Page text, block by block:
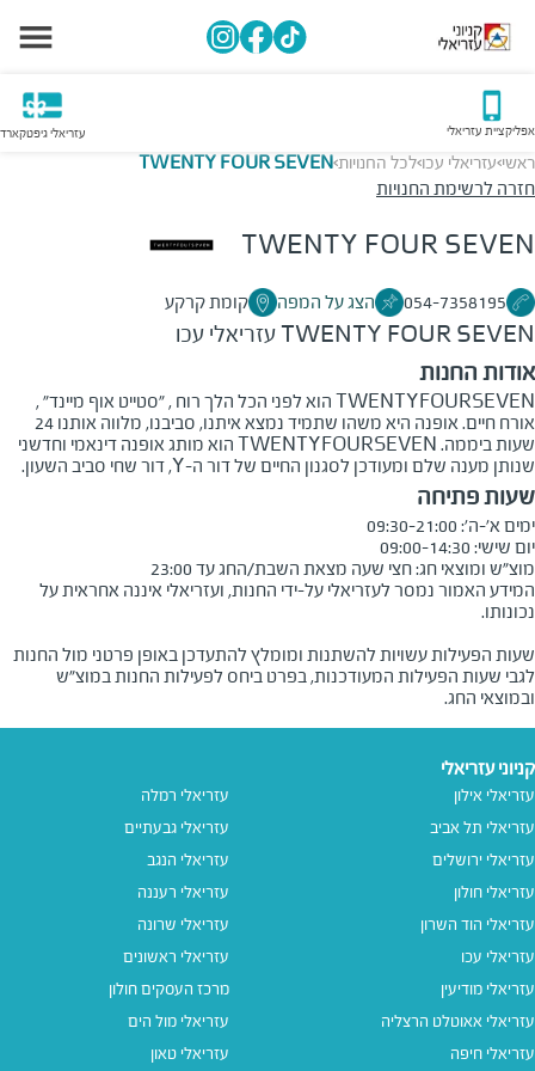
אפליקציית עזריאלי עזריאלי גיפטקארד
ראשי>עזריאלי עכו>לכל החנויות>
TWENTY FOUR SEVEN
חזרה לרשימת החנויות
TWENTY FOUR SEVEN
054-7358195 הצג על המפה קומת קרקע
TWENTY FOUR SEVENעזריאלי עכו
אודות החנות
TWENTYFOURSEVEN הוא לפני הכל הלך רוח , "סטייט אוף מיינד" ,
אורח חיים. אופנה היא משהו שתמיד נמצא איתנו, סביבנו, מלווה אותנו 24
שעות ביממה. TWENTYFOURSEVEN הוא מותג אופנה דינאמי וחדשני
שנותן מענה שלם ומעודכן לסגנון החיים של דור ה-Y, דור שחי סביב השעון.
שעות פתיחה
מוצ"ש ומוצאי חג: חצי שעה מצאת השבת/החג עד 23:00
המידע האמור נמסר לעזריאלי על-ידי החנות, ועזריאלי איננה אחראית על
שעות הפעילות עשויות להשתנות ומומלץ להתעדכן באופן פרטני מול החנות
לגבי שעות הפעילות המעודכנות, בפרט ביחס לפעילות החנות במוצ"ש
ובמוצאי החג.
קניוני עזריאלי
עזריאלי אילון
עזריאלי תל אביב
עזריאלי ירושלים
עזריאלי חולון
עזריאלי הוד השרון
עזריאלי עכו
עזריאלי מודיעין
עזריאלי אאוטלט הרצליה
עזריאלי חיפה
עזריאלי רמלה
עזריאלי גבעתיים
עזריאלי הנגב
עזריאלי רעננה
עזריאלי שרונה
עזריאלי ראשונים
מרכז העסקים חולון
עזריאלי מול הים
עזריאלי טאון